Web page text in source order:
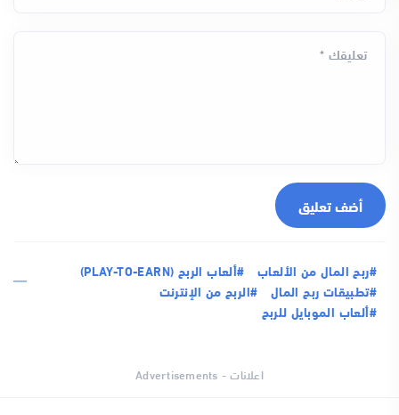
تعليقك *
أضف تعليق
#ربح المال من الألعاب
#ألعاب الربح (PLAY-TO-EARN)
#تطبيقات ربح المال
#الربح من الإنترنت
#ألعاب الموبايل للربح
اعلانات - Advertisements